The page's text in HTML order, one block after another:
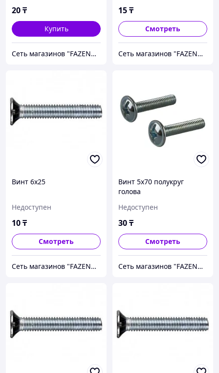
20₸
Купить
Сеть магазинов "FAZENDA" ТОО Инкомстрой
15₸
Смотреть
Сеть магазинов "FAZENDA" ТОО Инкомстрой
Винт 6х25
Недоступен
10₸
Смотреть
Сеть магазинов "FAZENDA" ТОО Инкомстрой
Винт 5х70 полукруг
голова
Недоступен
30₸
Смотреть
Сеть магазинов "FAZENDA" ТОО Инкомстрой